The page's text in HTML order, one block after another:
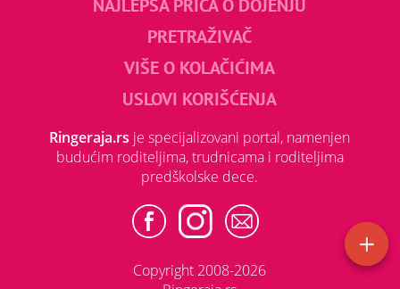
NAJLEPŠA PRIČA O DOJENJU
PRETRAŽIVAČ
VIŠE O KOLAČIĆIMA
USLOVI KORIŠĆENJA
Ringeraja.rs je specijalizovani portal, namenjen
budućim roditeljima, trudnicama i roditeljima
predškolske dece.
Copyright 2008-2026